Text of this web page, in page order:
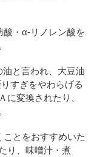
・α‐リノレン酸を
と言われ、大豆油
すぎをやわらげる
に変換されたり、
とをおすすめいた
り、味噌汁・煮